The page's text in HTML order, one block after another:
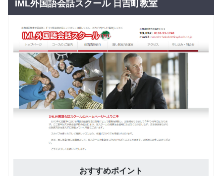
IML外国語会話スクール 日吉町教室
おすすめポイント